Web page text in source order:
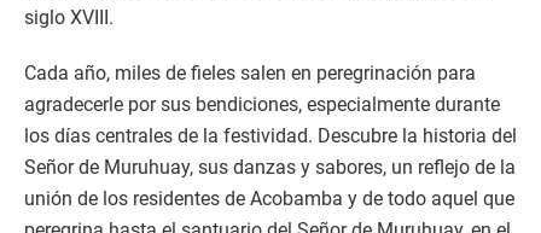
siglo XVIII.
Cada año, miles de fieles salen en peregrinación para
agradecerle por sus bendiciones, especialmente durante
los días centrales de la festividad. Descubre la historia del
Señor de Muruhuay, sus danzas y sabores, un reflejo de la
unión de los residentes de Acobamba y de todo aquel que